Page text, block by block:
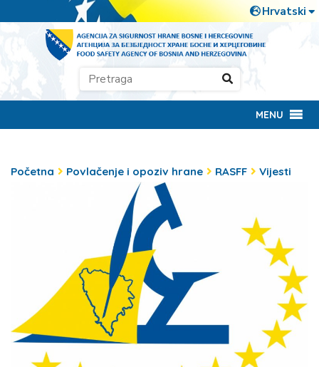
MENU
Početna Povlačenje i opoziv hrane RASFF Vijesti